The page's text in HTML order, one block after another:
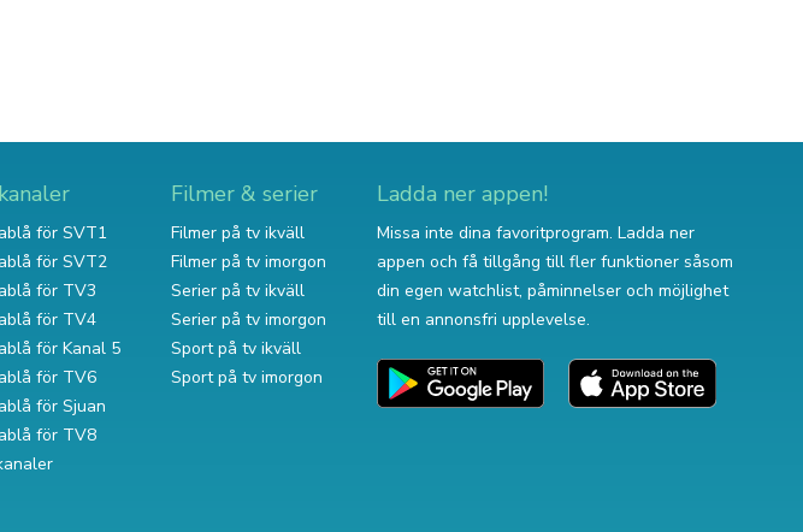
för SVT1
för SVT2
för TV3
för TV4
för Kanal 5
för TV6
för Sjuan
för TV8
Filmer & serier
Filmer på tv ikväll
Filmer på tv imorgon
Serier på tv ikväll
Serier på tv imorgon
Sport på tv ikväll
Sport på tv imorgon
Ladda ner appen!
Missa inte dina favoritprogram. Ladda ner
appen och få tillgång till fler funktioner såsom
din egen watchlist, påminnelser och möjlighet
till en annonsfri upplevelse.